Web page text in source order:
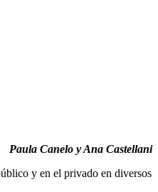
Paula Canelo y Ana Castellani
y en el privado en diversos